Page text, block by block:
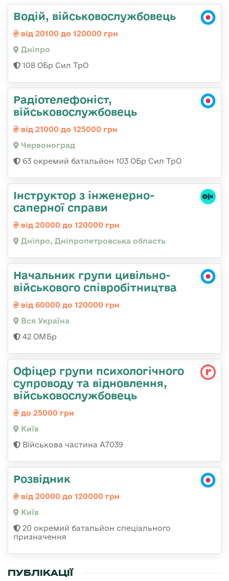
Водій, військовослужбовець
від 20100 до 120000 грн
Дніпро
108 ОБр Сил ТрО
Радіотелефоніст,
військовослужбовець
від 21000 до 125000 грн
Червоноград
63 окремий батальйон 103 ОБр Сил ТрО
Інструктор з інженерно-
саперної справи
від 20000 до 120000 грн
Дніпро, Дніпропетровська область
Начальник групи цивільно-
військового співробітництва
від 60000 до 120000 грн
Вся Україна
42 ОМБр
Офіцер групи психологічного
супроводу та відновлення,
військовослужбовець
до 25000 грн
Київ
Військова частина А7039
Розвідник
від 20000 до 120000 грн
Київ
20 окремий батальйон спеціального
призначення
ПУБЛІКАЦІЇ